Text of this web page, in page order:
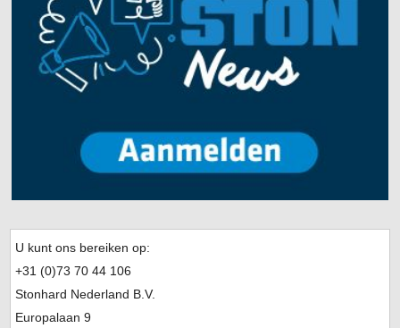
U kunt ons bereiken op:
+31 (0)73 70 44 106
Stonhard Nederland B.V.
Europalaan 9